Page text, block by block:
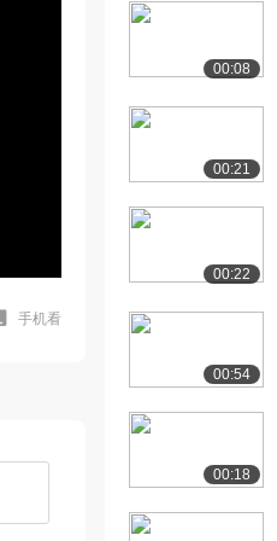
手机看
00:08
00:21
00:22
00:54
00:18